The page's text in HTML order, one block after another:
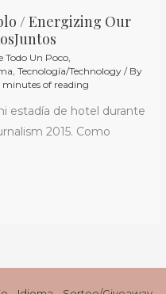
/ Energizing Our
Todo Un Poco,
, Tecnología/Technology/ By
minutes of reading
estadía de hotel durante
2015. Como